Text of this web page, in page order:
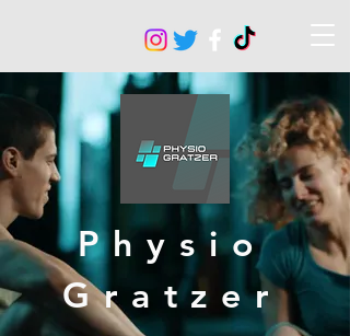
Physio
Gratzer